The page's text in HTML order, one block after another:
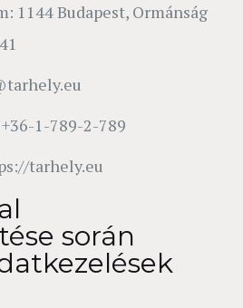
1144 Budapest, Ormánság
1-789-2-789
tarhely.eu
során